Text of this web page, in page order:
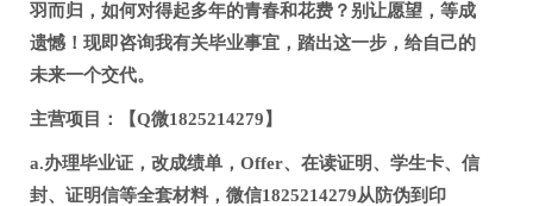
羽而归，如何对得起多年的青春和花费？别让愿望，等成
遗憾！现即咨询我有关毕业事宜，踏出这一步，给自己的
未来一个交代。
主营项目：【Q微1825214279】
a.办理毕业证，改成绩单，Offer、在读证明、学生卡、信
封、证明信等全套材料，微信1825214279从防伪到印